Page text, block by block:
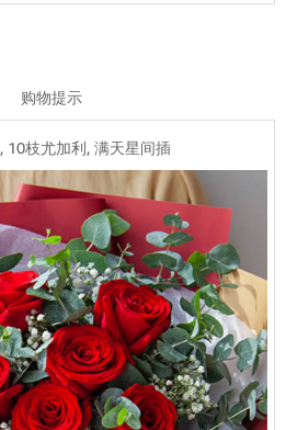
购物提示
10枝尤加利, 满天星间插